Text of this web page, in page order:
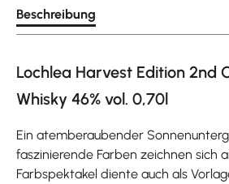
Beschreibung
Lochlea Harvest Edition 2nd
Whisky 46% vol. 0,70l
Ein atemberaubender
faszinierende Farben zeichnen sich
Farbspektakel diente auch als